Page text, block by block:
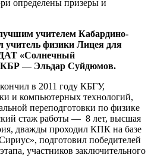
определены призеры и
учителем Кабардино-
учитель физики Лицея для
«Солнечный
КБР — Эльдар Суйдюмов.
в 2011 году КБГУ,
и компьютерных технологий,
переподготовки по физике
стаж работы — 8 лет, высшая
дважды проходил КПК на базе
подготовил победителей
участников заключительного